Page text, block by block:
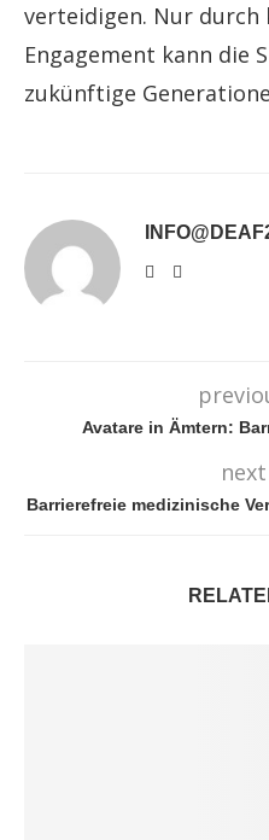
verteidigen. Nur durch
Engagement kann die
zukünftige
Avatare in Ämtern:
Barrierefreie medizinische